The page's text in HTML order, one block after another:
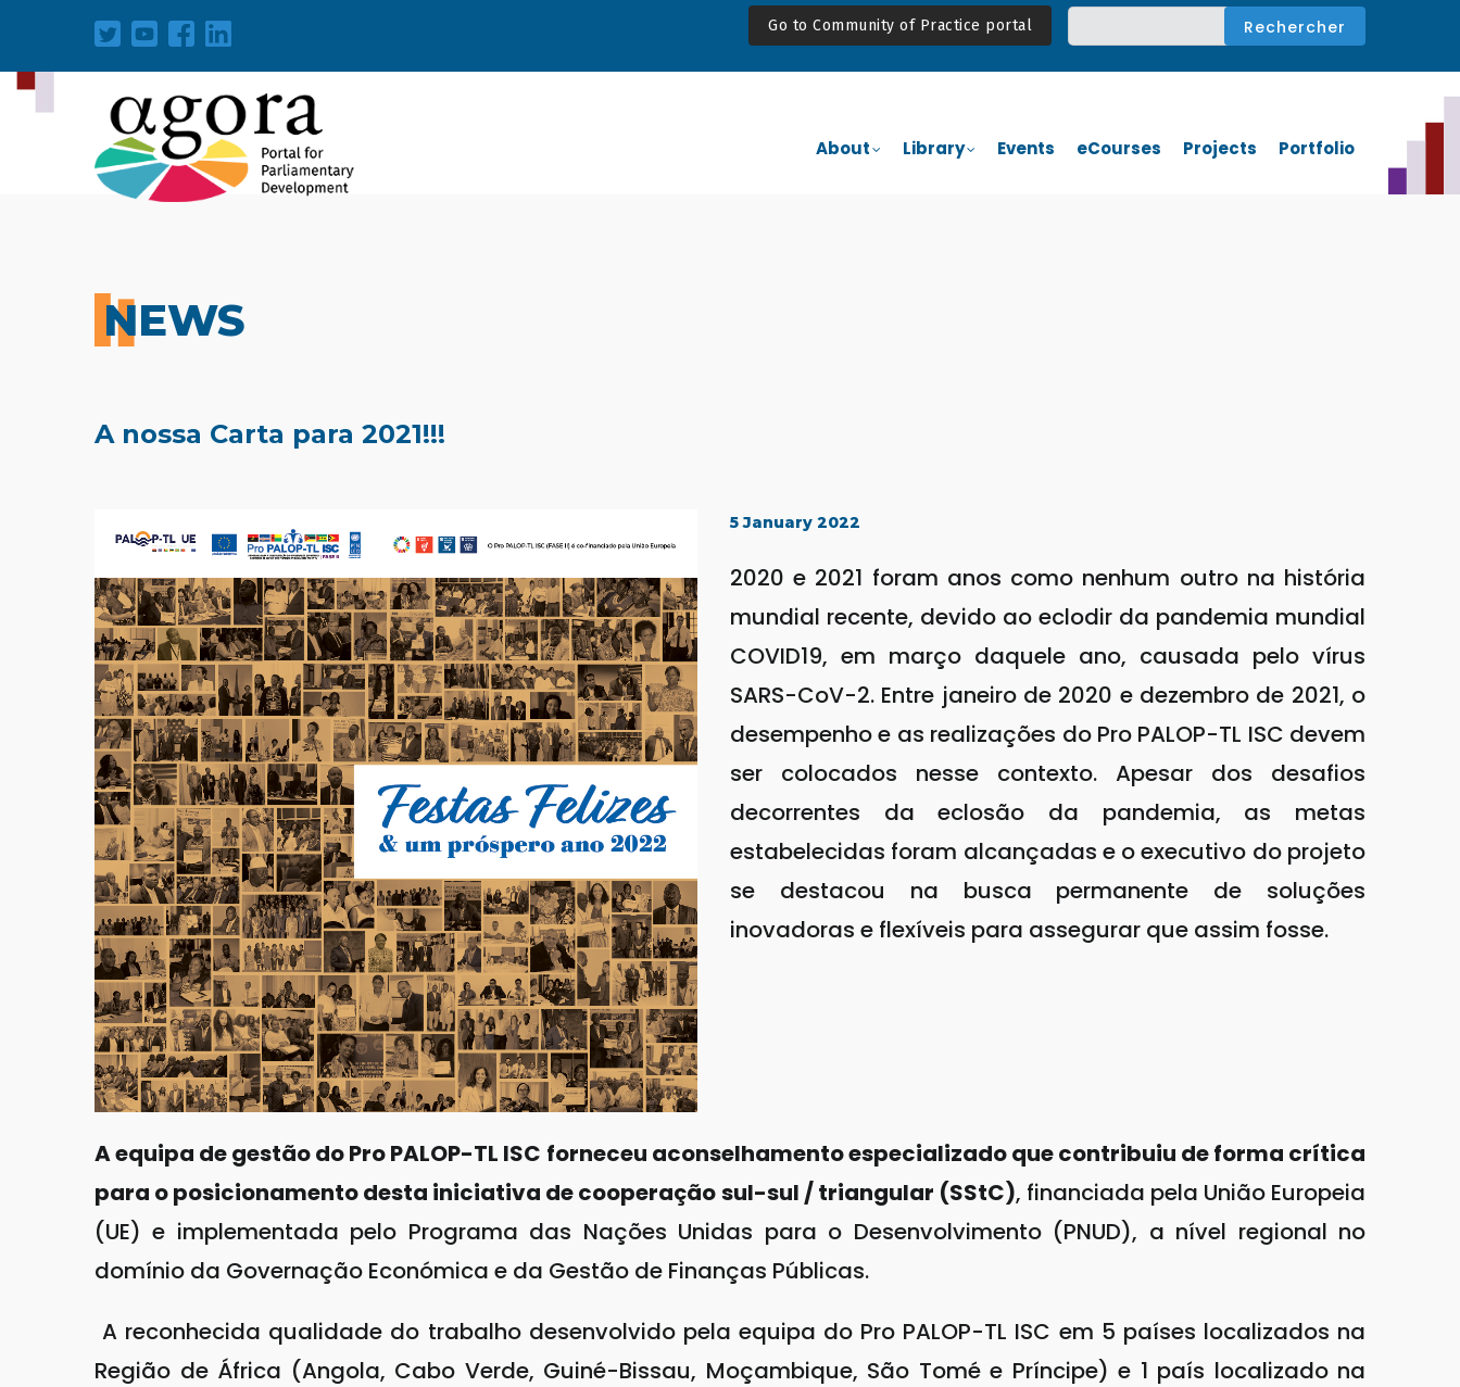
contenu
principal
Go to Community of Practice portal
Navigation
About Library Events eCourses Projects Portfolio
NEWS
A nossa Carta para 2021!!!
5 January 2022
2020 e 2021 foram anos como nenhum outro na história
mundial recente, devido ao eclodir da pandemia mundial
COVID19, em março daquele ano, causada pelo vírus
SARS-CoV-2. Entre janeiro de 2020 e dezembro de 2021, o
desempenho e as realizações do Pro PALOP-TL ISC devem
ser colocados nesse contexto. Apesar dos desafios
decorrentes da eclosão da pandemia, as metas
estabelecidas foram alcançadas e o executivo do projeto
se destacou na busca permanente de soluções
inovadoras e flexíveis para assegurar que assim fosse.
A equipa de gestão do Pro PALOP-TL ISC forneceu aconselhamento especializado que contribuiu de forma crítica
para o posicionamento desta iniciativa de cooperação sul-sul / triangular (SStC), financiada pela União Europeia
(UE) e implementada pelo Programa das Nações Unidas para o Desenvolvimento (PNUD), a nível regional no
domínio da Governação Económica e da Gestão de Finanças Públicas.
A reconhecida qualidade do trabalho desenvolvido pela equipa do Pro PALOP-TL ISC em 5 países localizados na
Região de África (Angola, Cabo Verde, Guiné-Bissau, Moçambique, São Tomé e Príncipe) e 1 país localizado na